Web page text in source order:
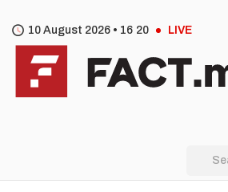
10 August 2026 • 16 20 LIVE